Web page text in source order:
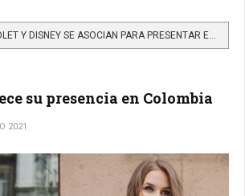
su presencia en Colombia
2021